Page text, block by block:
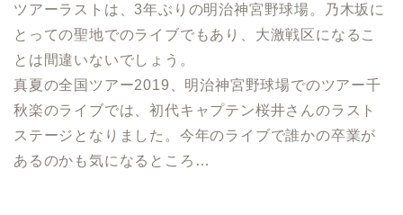
ツアーラストは、3年ぶりの明治神宮野球場。乃木坂に
とっての聖地でのライブでもあり、大激戦区になるこ
とは間違いないでしょう。
真夏の全国ツアー2019、明治神宮野球場でのツアー千
秋楽のライブでは、初代キャプテン桜井さんのラスト
ステージとなりました。今年のライブで誰かの卒業が
あるのかも気になるところ…